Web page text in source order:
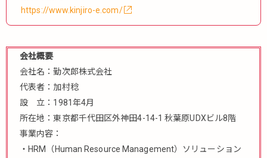
https://www.kinjiro-e.com/
会社概要
会社名：勤次郎株式会社
代表者：加村稔
設 立：1981年4月
所在地：東京都千代田区外神田4-14-1 秋葉原UDXビル8階
事業内容：
・HRM（Human Resource Management）ソリューション